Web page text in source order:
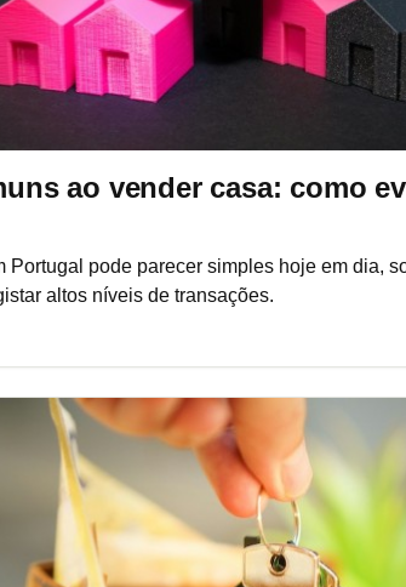
ao vender casa: como
Portugal pode parecer simples hoje em dia,
altos níveis de transações.